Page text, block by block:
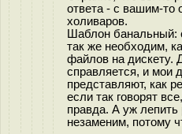
ответа - с вашим-то
холиваров.
Шаблон банальный:
так же необходим,
файлов на дискету.
справляется, и мои
представляют, как
если так говорят
правда. А уж
незаменим, потому